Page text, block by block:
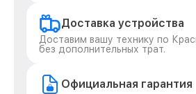
Доставка устройства
Доставим вашу технику по
без дополнительных трат.
Официальная гарантия